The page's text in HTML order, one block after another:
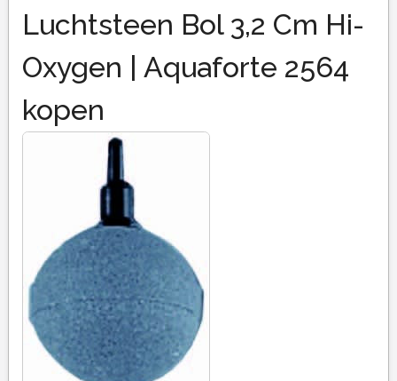
Luchtsteen Bol 3,2 Cm Hi-
Oxygen | Aquaforte 2564
kopen